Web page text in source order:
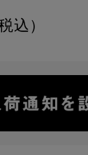
込）